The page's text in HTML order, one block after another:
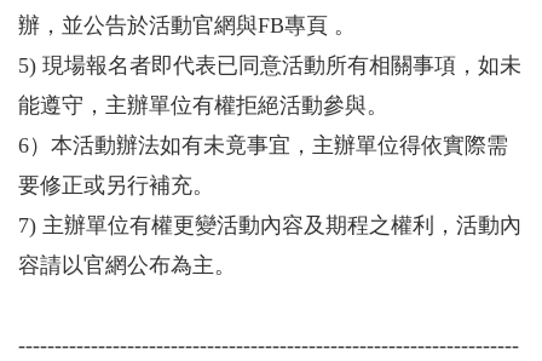
辦，並公告於活動官網與FB專頁 。
5) 現場報名者即代表已同意活動所有相關事項，如未
能遵守，主辦單位有權拒絕活動參與。
6）本活動辦法如有未竟事宜，主辦單位得依實際需
要修正或另行補充。
7) 主辦單位有權更變活動內容及期程之權利，活動內
容請以官網公布為主。
---------------------------------------------------------------------